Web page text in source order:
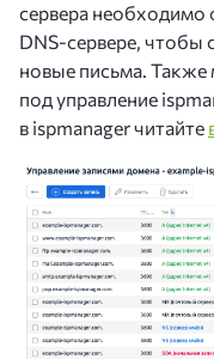
сервера необходимо
DNS-сервере, чтобы
новые письма.
под управление
в ispmanager читайте